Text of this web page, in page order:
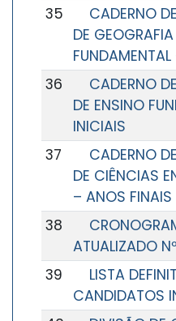
35
CADERNO
DE
36
CADERNO
DE ENSINO
INICIAIS
37
CADERNO
DE CIÊNCIAS
– ANOS FINAIS
38
ATUALIZADO
39
LISTA
CANDIDATOS